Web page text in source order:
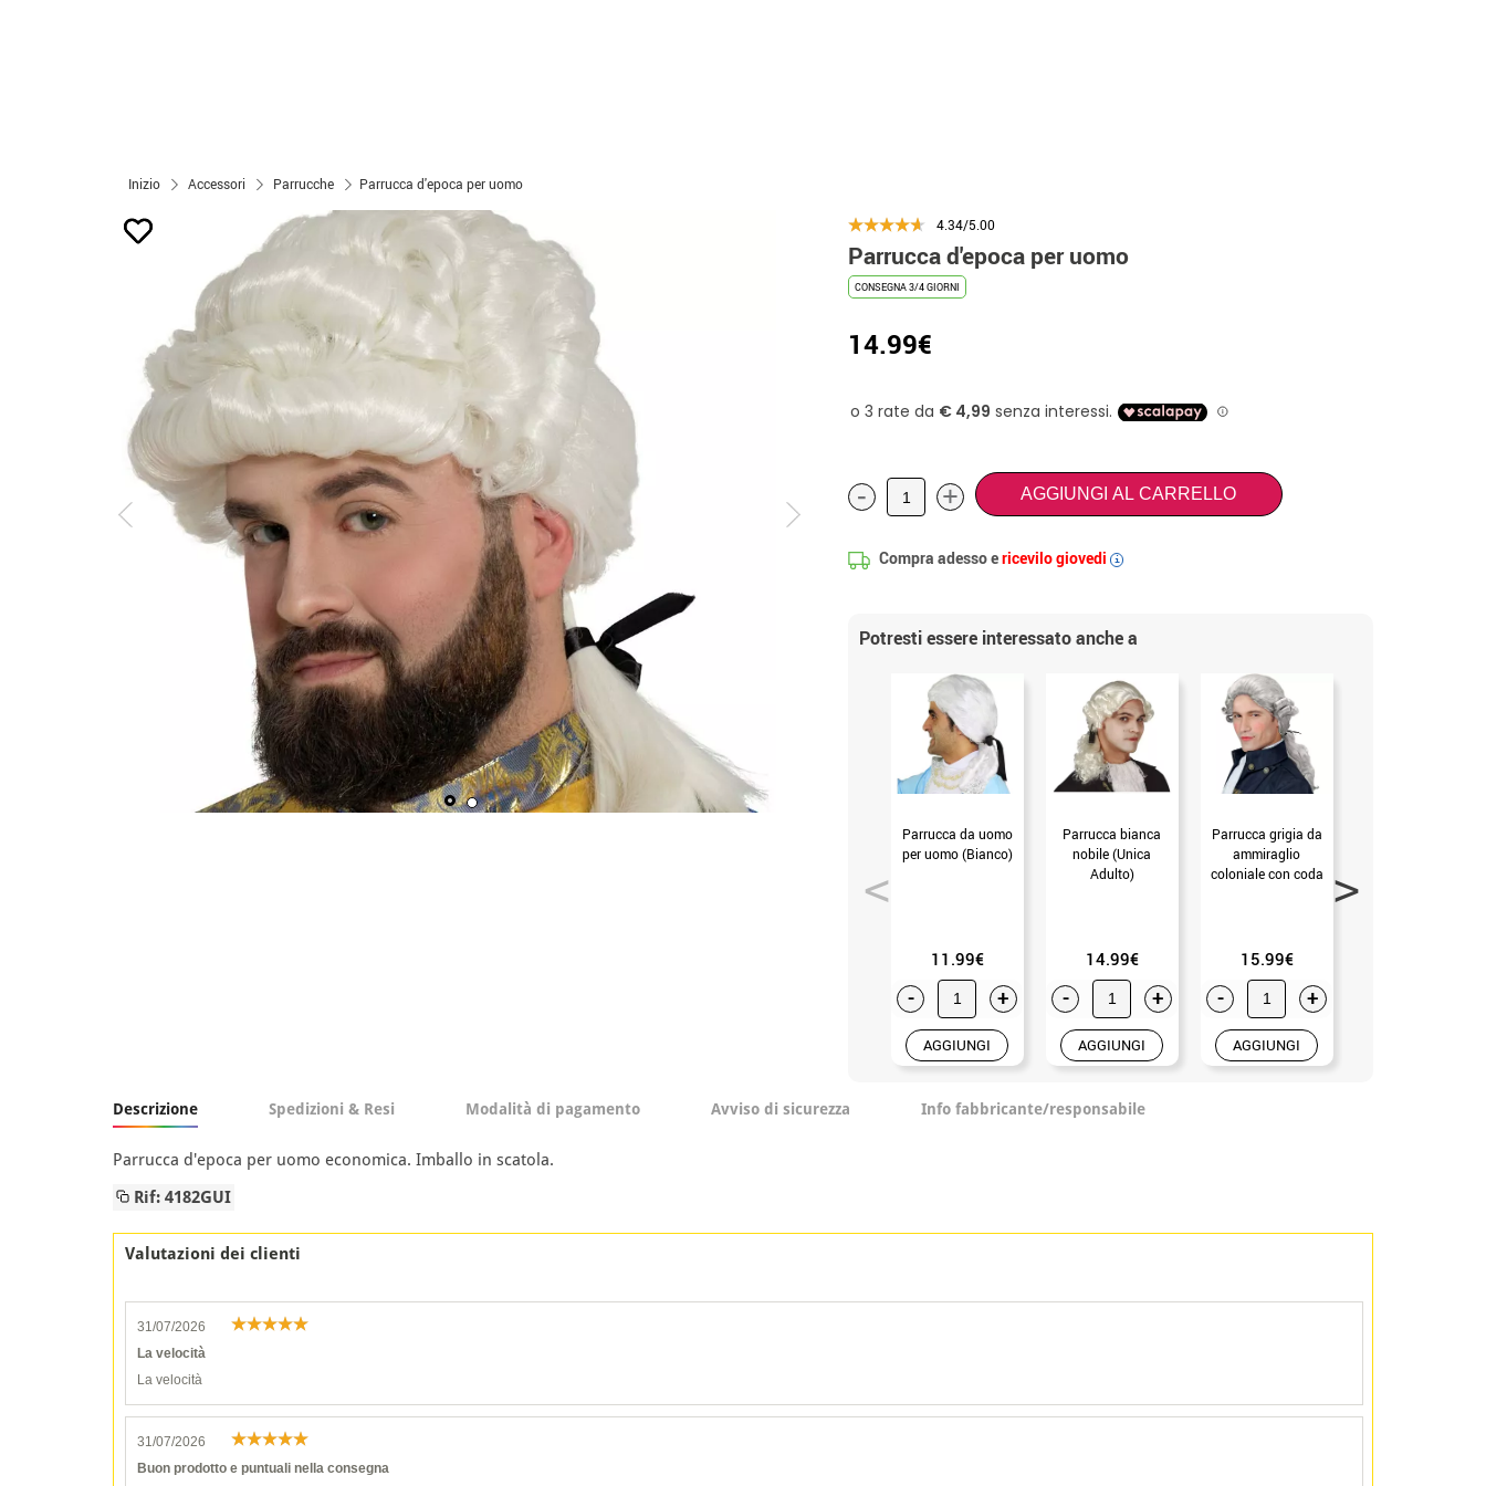
Inizio Accessori Parrucche Parrucca d'epoca per uomo
4.34/5.00
Parrucca d'epoca per uomo
CONSEGNA 3/4 GIORNI
14.99€
- + AGGIUNGI AL CARRELLO
Compra adesso ericevilo giovedi i
Potresti essere interessato anche a
Parrucca da uomo
per uomo (Bianco)
11.99€
- +
AGGIUNGI
Parrucca bianca
nobile (Unica
Adulto)
14.99€
- +
AGGIUNGI
Parrucca grigia da
ammiraglio
coloniale con coda
15.99€
- +
AGGIUNGI
Descrizione Spedizioni & Resi Modalità di pagamento Avviso di sicurezza Info fabbricante/responsabile
Parrucca d'epoca per uomo economica. Imballo in scatola.
Rif: 4182GUI
Valutazioni dei clienti
31/07/2026
La velocità
La velocità
31/07/2026
Buon prodotto e puntuali nella consegna